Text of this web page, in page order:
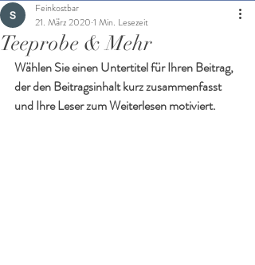
Teeprobe & Mehr
Feinkostbar
21. März 2020 1 Min. Lesezeit
Wählen Sie einen Untertitel für Ihren Beitrag,
der den Beitragsinhalt kurz zusammenfasst
und Ihre Leser zum Weiterlesen motiviert.